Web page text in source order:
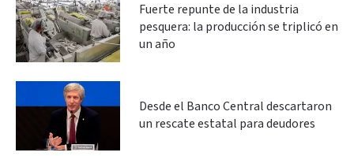
Fuerte repunte de la industria
pesquera: la producción se triplicó en
un año
Desde el Banco Central descartaron
un rescate estatal para deudores